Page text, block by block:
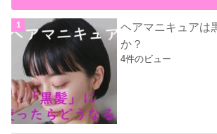
ヘアマニキュアは
か？
4件のビュー